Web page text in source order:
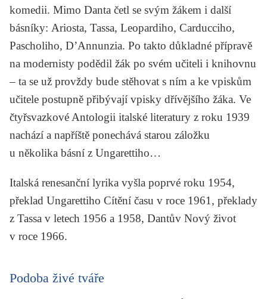
komedii. Mimo Danta četl se svým žákem i další
básníky: Ariosta, Tassa, Leopardiho, Carducciho,
Pascholiho, D’Annunzia. Po takto důkladné přípravě
na modernisty podědil žák po svém učiteli i knihovnu
– ta se už provždy bude stěhovat s ním a ke vpiskům
učitele postupně přibývají vpisky dřívějšího žáka. Ve
čtyřsvazkové Antologii italské literatury z roku 1939
nachází a napříště ponechává starou záložku
u několika básní z Ungarettiho…
Italská renesanční lyrika vyšla poprvé roku 1954,
překlad Ungarettiho Cítění času v roce 1961, překlady
z Tassa v letech 1956 a 1958, Dantův Nový život
v roce 1966.
Podoba živé tváře